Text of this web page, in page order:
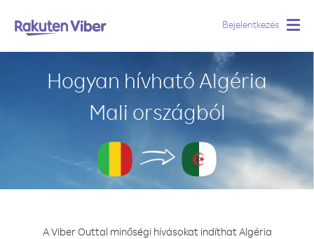
Bejelentkezés
Hogyan hívható Algéria
Mali országból
A Viber Outtal minőségi hívásokat indíthat Algéria